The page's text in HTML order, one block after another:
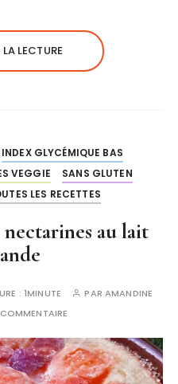
LECTURE
INDEX GLYCÉMIQUE BAS
VEGGIE
SANS GLUTEN
LES RECETTES
au lait
:1MINUTE PARAMANDINE